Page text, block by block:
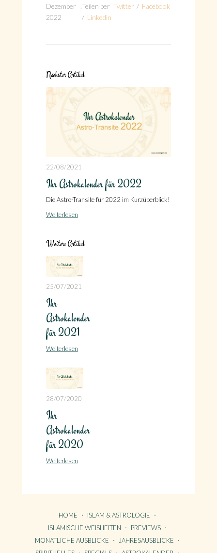
Dezember
2022
.Teilen per Twitter / Facebook
/ Linkedin
Nächster Artikel
22/08/2021
Ihr Astrokalender für 2022
Die Astro-Transite für 2022 im Kurzüberblick!
Weiterlesen
Weitere Artikel
25/07/2021
Ihr
Astrokalender
für 2021
Weiterlesen
28/07/2020
Ihr
Astrokalender
für 2020
Weiterlesen
HOME
ISLAM & ASTROLOGIE
ISLAMISCHE WEISHEITEN
PREVIEWS
MONATLICHE AUSBLICKE
JAHRESAUSBLICKE